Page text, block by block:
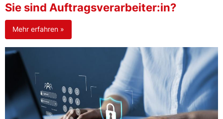
Sie sind Auftragsverarbeiter:in?
Mehr erfahren »